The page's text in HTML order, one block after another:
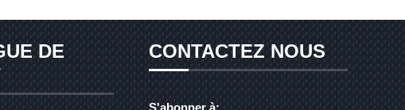
DE
CONTACTEZ NOUS
S'abonner à: